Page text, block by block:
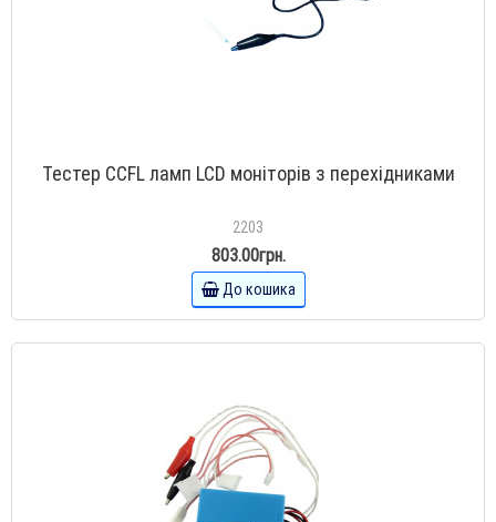
Тестер CCFL ламп LCD моніторів з перехідниками
2203
803.00грн.
До кошика